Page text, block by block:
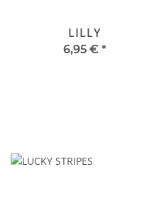
LILLY
6,95 € *